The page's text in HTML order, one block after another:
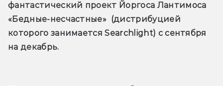
фантастический проект Йоргоса Лантимоса
«Бедные-несчастные»  (дистрибуцией
которого занимается Searchlight) с сентября
на декабрь.